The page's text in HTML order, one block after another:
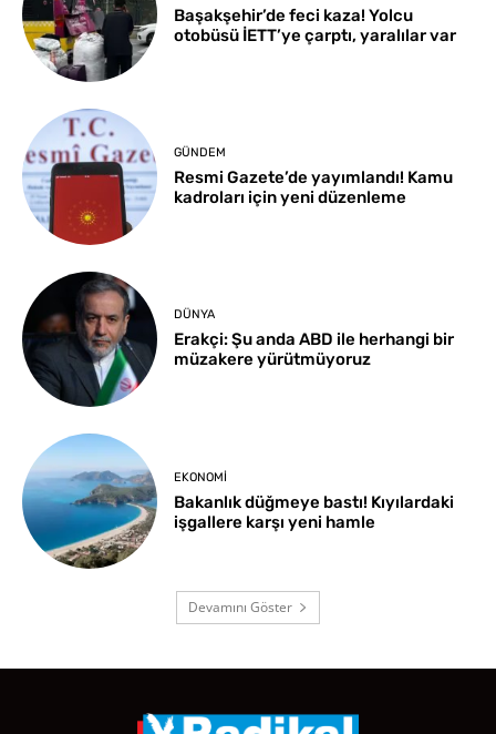
Başakşehir’de feci kaza! Yolcu
otobüsü İETT’ye çarptı, yaralılar var
GÜNDEM
Resmi Gazete’de yayımlandı! Kamu
kadroları için yeni düzenleme
DÜNYA
Erakçi: Şu anda ABD ile herhangi bir
müzakere yürütmüyoruz
EKONOMI
Bakanlık düğmeye bastı! Kıyılardaki
işgallere karşı yeni hamle
Devamını Göster